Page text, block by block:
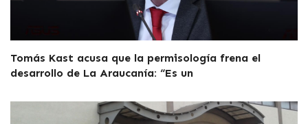
Tomás Kast acusa que la permisología frena el
desarrollo de La Araucanía: “Es un